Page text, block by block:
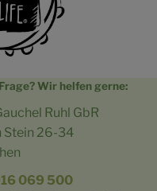
Wir helfen gerne:
Ruhl GbR
Stein 26-34
069 500